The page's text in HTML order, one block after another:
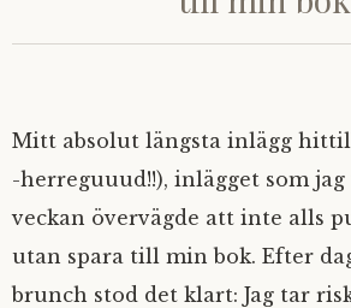
Mitt absolut längsta inlägg
-herreguuud!!), inlägget som
veckan övervägde att inte alls
utan spara till min bok. Efter
brunch stod det klart: Jag tar